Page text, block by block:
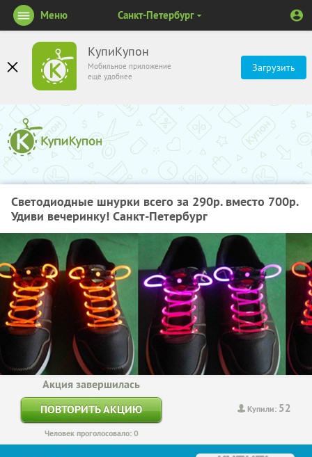
КупиКупон
Мобильное приложение
ещё удобнее
Загрузить
Меню Санкт-Петербург
Светодиодные шнурки всего за 290р. вместо 700р.
Удиви вечеринку! Санкт-Петербург
Купили: 52
Акция завершилась
ПОВТОРИТЬ АКЦИЮ
Человек проголосовало: 0